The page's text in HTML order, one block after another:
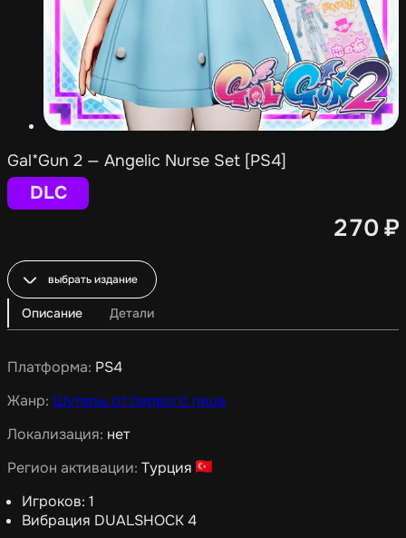
Gal*Gun 2 — Angelic Nurse Set [PS4]
DLC
270 ₽
выбрать издание
Описание Детали
Платформа: PS4
Жанр: Шутеры от первого лица
Локализация: нет
Регион активации: Турция
Игроков: 1
Вибрация DUALSHOCK 4